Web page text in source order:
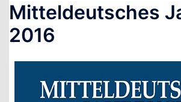
Mitteldeutsches
2016